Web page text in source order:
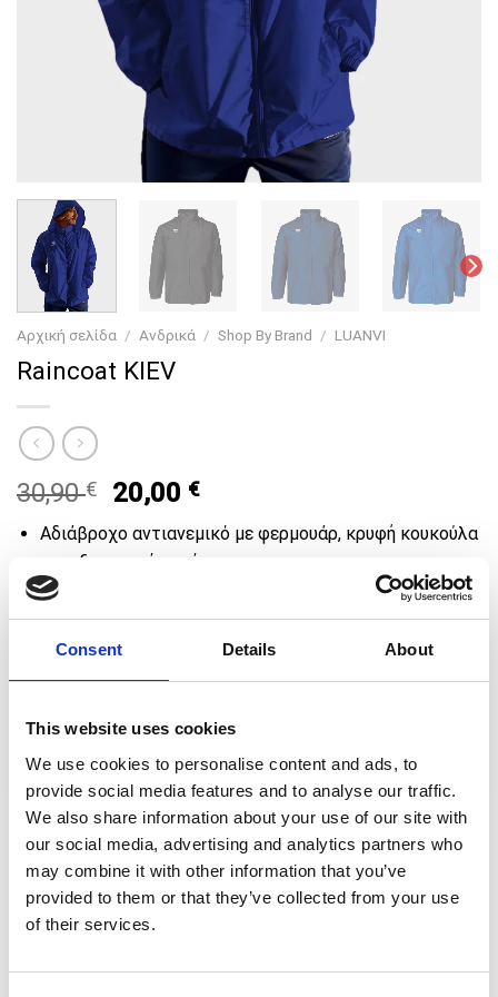
Consent Details About
This website uses cookies
We use cookies to personalise content and ads, to
provide social media features and to analyse our traffic.
We also share information about your use of our site with
our social media, advertising and analytics partners who
may combine it with other information that you’ve
provided to them or that they’ve collected from your use
of their services.
Αρχική σελίδα / Ανδρικά / Shop By Brand / LUANVI
Raincoat KIEV
30,90€
Original
was:
20,00 €Current
price
is:
Αδιάβροχο αντιανεμικό με φερμουάρ, κρυφή κουκούλα
και εξωτερικές τσέπες.
Ύφασμα:
Fitting:
Regular Fit / Unisex
μεταφορικά 🚚
ΧΡΩΜΑ
BLACK BLUE NAVY BLUE ROYAL RED
ΜΕΓΕΘΟΣ
ΕΚΚΑΘΆΡΙΣΗ